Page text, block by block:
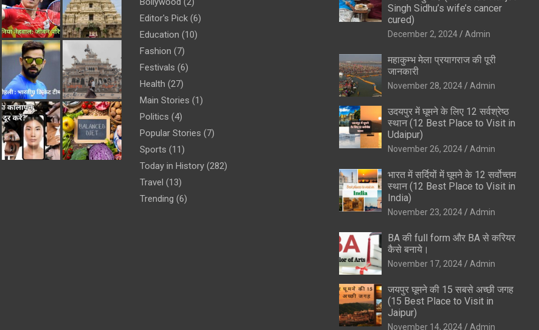
Editor's Pick (6)
Education (10)
Fashion (7)
Festivals (6)
Health (27)
Main Stories (1)
Politics (4)
Popular Stories (7)
Sports (11)
Today in History (282)
Travel (13)
Trending (6)
Singh Sidhu’s wife’s cancer
cured)
December 2, 2024 Admin
महाकुम्भ मेला प्रयागराज की पूरी
जानकारी
November 28, 2024 Admin
उदयपुर में घूमने के लिए 12 सर्वश्रेष्ठ
स्थान (12 Best Place to Visit in
Udaipur)
November 26, 2024 Admin
भारत में सर्दियों में घूमने के 12 सर्वोच्तम
स्थान (12 Best Place to Visit in
India)
November 23, 2024 Admin
BA की full form और BA से करियर
कैसे बनाये।
November 17, 2024 Admin
जयपुर घूमने की 15 सबसे अच्छी जगह
(15 Best Place to Visit in
Jaipur)
November 14, 2024 Admin